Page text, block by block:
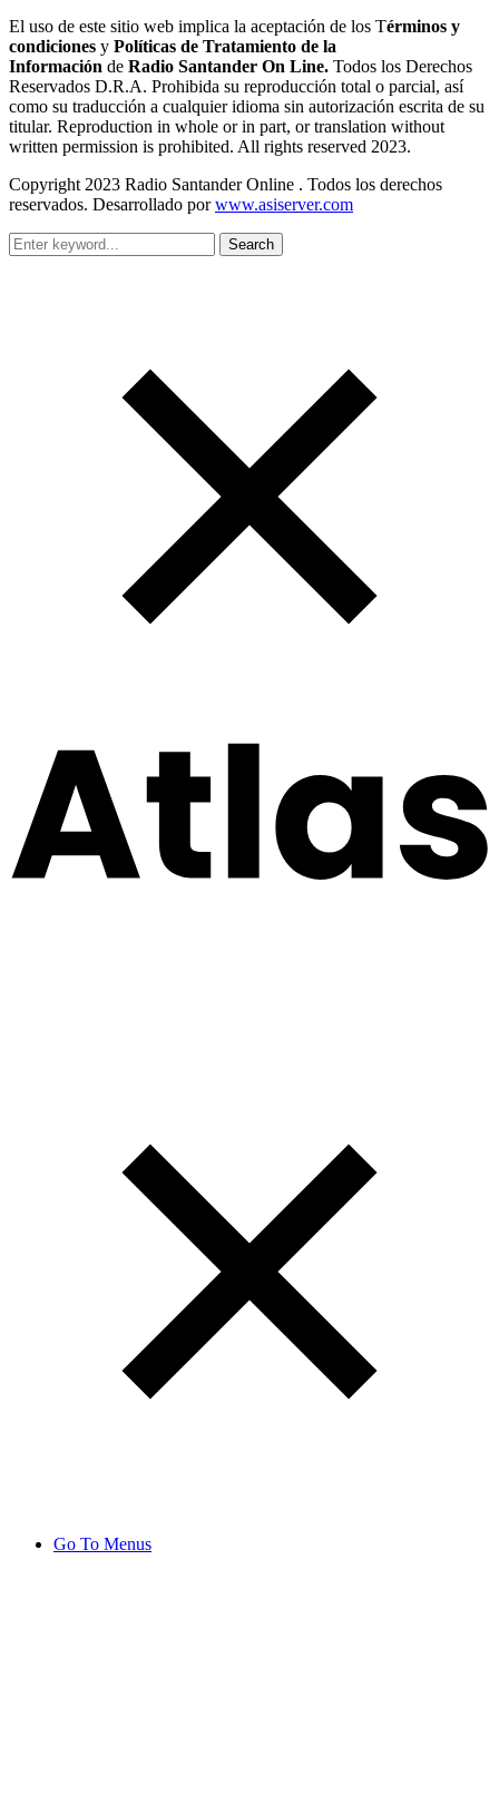
El uso de este sitio web implica la aceptación de los Términos y
condiciones y Políticas de Tratamiento de la
Información de Radio Santander On Line. Todos los Derechos
Reservados D.R.A. Prohibida su reproducción total o parcial, así
como su traducción a cualquier idioma sin autorización escrita de su
titular. Reproduction in whole or in part, or translation without
written permission is prohibited. All rights reserved 2023.
Copyright 2023 Radio Santander Online . Todos los derechos
reservados. Desarrollado porwww.asiserver.com
Search
Go To Menus